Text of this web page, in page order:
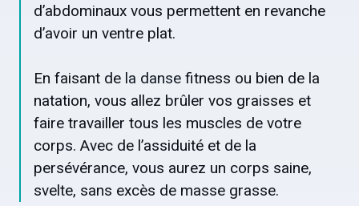
d’abdominaux vous permettent en revanche
d’avoir un ventre plat.
En faisant de la danse fitness ou bien de la
natation, vous allez brûler vos graisses et
faire travailler tous les muscles de votre
corps. Avec de l’assiduité et de la
persévérance, vous aurez un corps saine,
svelte, sans excès de masse grasse.